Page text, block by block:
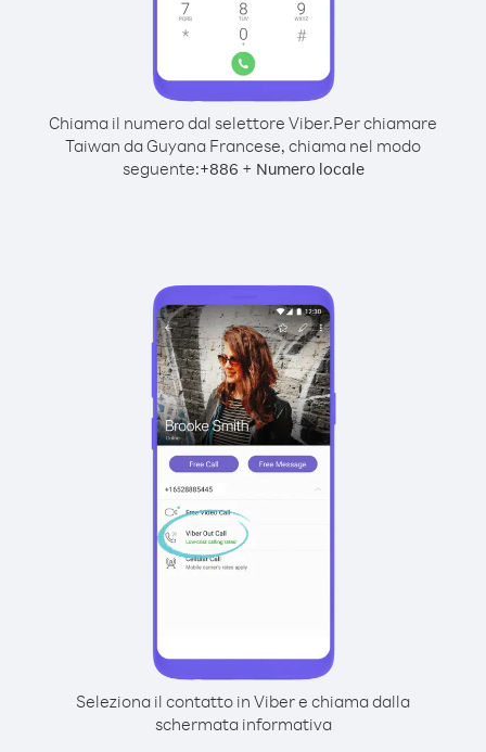
Chiama il numero dal selettore Viber.Per chiamare
Taiwan da Guyana Francese, chiama nel modo
seguente:+886 + Numero locale
Seleziona il contatto in Viber e chiama dalla
schermata informativa